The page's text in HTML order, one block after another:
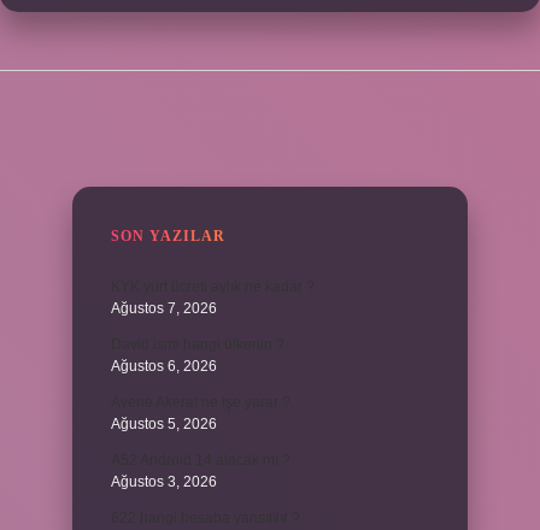
SON YAZILAR
Ağustos 7, 2026
Ağustos 6, 2026
Ağustos 5, 2026
Ağustos 3, 2026